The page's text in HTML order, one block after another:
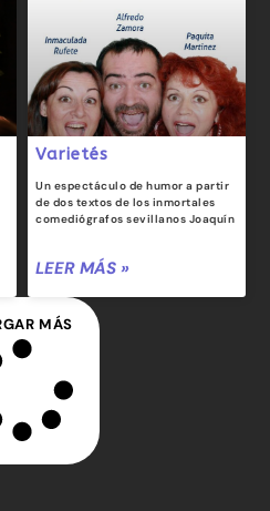
Varietés
Un espectáculo de humor a partir
de dos textos de los inmortales
comediógrafos sevillanos Joaquín
LEER MÁS »
MÁS